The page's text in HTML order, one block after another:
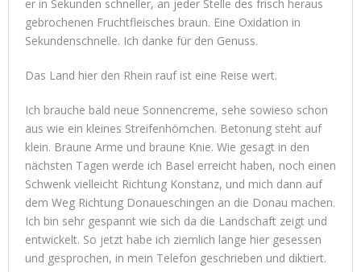
er in Sekunden schneller, an jeder Stelle des frisch heraus
gebrochenen Fruchtfleisches braun. Eine Oxidation in
Sekundenschnelle. Ich danke für den Genuss.
Das Land hier den Rhein rauf ist eine Reise wert.
Ich brauche bald neue Sonnencreme, sehe sowieso schon
aus wie ein kleines Streifenhörnchen. Betonung steht auf
klein. Braune Arme und braune Knie. Wie gesagt in den
nächsten Tagen werde ich Basel erreicht haben, noch einen
Schwenk vielleicht Richtung Konstanz, und mich dann auf
dem Weg Richtung Donaueschingen an die Donau machen.
Ich bin sehr gespannt wie sich da die Landschaft zeigt und
entwickelt. So jetzt habe ich ziemlich lange hier gesessen
und gesprochen, in mein Telefon geschrieben und diktiert.